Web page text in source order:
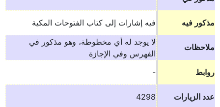
مذكور فيه فيه إشارات إلى كتاب الفتوحات المكية
ملاحظات
لا يوجد له أي مخطوطة، وهو مذكور في
الفهرس وفي الإجازة
روابط
-
عدد الزيارات 4298